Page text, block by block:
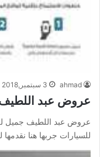
ahmad 3 سبتمبر,2018
عروض عبد اللطيف
عروض عبد اللطيف جميل
للسيارات جربها هنا